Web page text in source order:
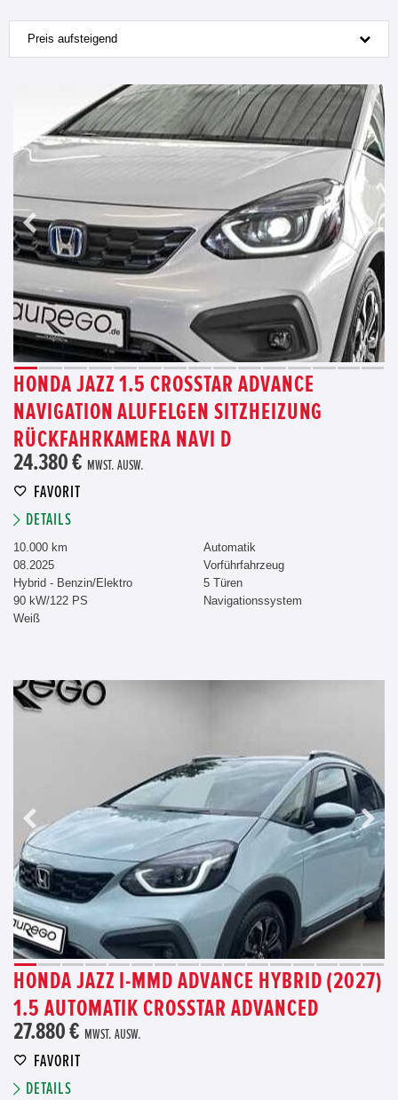
Preis aufsteigend
HONDA JAZZ 1.5 CROSSTAR ADVANCE
NAVIGATION ALUFELGEN SITZHEIZUNG
RÜCKFAHRKAMERA NAVI D
24.380 € MWST. AUSW.
FAVORIT
DETAILS
10.000 km
08.2025
Hybrid - Benzin/Elektro
90 kW/122 PS
Weiß
Automatik
Vorführfahrzeug
5 Türen
Navigationssystem
HONDA JAZZ I-MMD ADVANCE HYBRID (2027)
1.5 AUTOMATIK CROSSTAR ADVANCED
27.880 € MWST. AUSW.
FAVORIT
DETAILS